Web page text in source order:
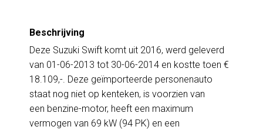
Beschrijving
Deze Suzuki Swift komt uit 2016, werd geleverd
van 01-06-2013 tot 30-06-2014 en kostte toen €
18.109,-. Deze geïmporteerde personenauto
staat nog niet op kenteken, is voorzien van
een benzine-motor, heeft een maximum
vermogen van 69 kW (94 PK) en een